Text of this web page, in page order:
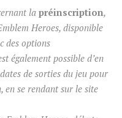
la préinscription,
Heroes, disponible
des options
également possible d’en
de sorties du jeu pour
en se rendant sur le site